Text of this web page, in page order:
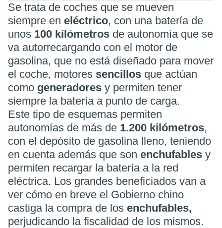
Se trata de coches que se mueven
siempre en eléctrico, con una batería de
unos 100 kilómetros de autonomía que se
va autorrecargando con el motor de
gasolina, que no está diseñado para mover
el coche, motores sencillos que actúan
como generadores y permiten tener
siempre la batería a punto de carga.
Este tipo de esquemas permiten
autonomías de más de 1.200 kilómetros,
con el depósito de gasolina lleno, teniendo
en cuenta además que son enchufables y
permiten recargar la batería a la red
eléctrica. Los grandes beneficiados van a
ver cómo en breve el Gobierno chino
castiga la compra de los enchufables,
perjudicando la fiscalidad de los mismos.